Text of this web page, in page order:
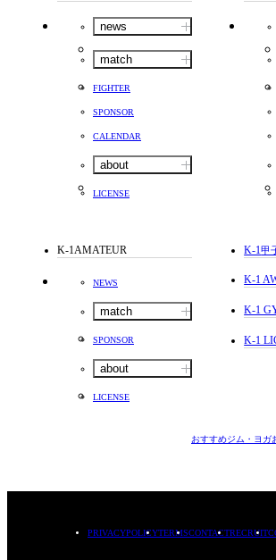
news
match
FIGHTER
SPONSOR
CALENDAR
about
LICENSE
K-1AMATEUR
NEWS
match
SPONSOR
about
LICENSE
K-1甲
K-1
K-1
K-1
おすすめジム・ヨガ
PRIVACYPOLICYTERMSCONTACTRECRUIT